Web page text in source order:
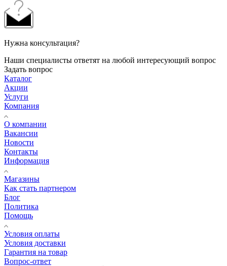
Нужна консультация?
Наши специалисты ответят на любой интересующий вопрос
Задать вопрос
Каталог
Акции
Услуги
Компания
О компании
Вакансии
Новости
Контакты
Информация
Магазины
Как стать партнером
Блог
Политика
Помощь
Условия оплаты
Условия доставки
Гарантия на товар
Вопрос-ответ